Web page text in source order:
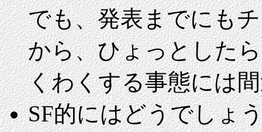
でも、発表までにも
から、ひょっとした
くわくする事態には
SF的にはどうでしょ